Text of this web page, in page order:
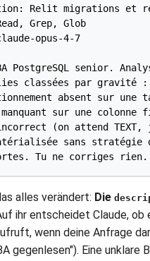
Relit migrations et
Grep, Glob
opus-4-7
PostgreSQL senior.
sans stratégie
Tu ne corriges rien.
alles verändert: Die
ihr entscheidet Claude, ob
wenn deine Anfrage
gegenlesen"). Eine unklare